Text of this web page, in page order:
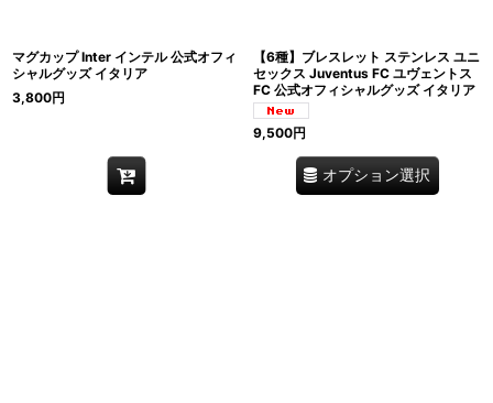
マグカップ Inter インテル 公式オフィ
シャルグッズ イタリア
3,800円
【6種】ブレスレット ステンレス ユニ
セックス Juventus FC ユヴェントス
FC 公式オフィシャルグッズ イタリア
9,500円
オプション選択